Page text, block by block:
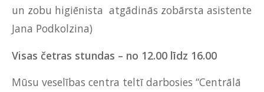
un zobu higiēnista atgādinās zobārsta asistente
Jana Podkolzina)
Visas četras stundas – no 12.00 līdz 16.00
Mūsu veselības centra teltī darbosies “Centrālā